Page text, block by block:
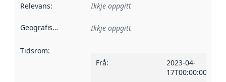
Relevans: Ikkje oppgitt
Geografisk område Ikkje oppgitt
Tidsrom:
Frå:
2023-04-
17T00:00:00Z